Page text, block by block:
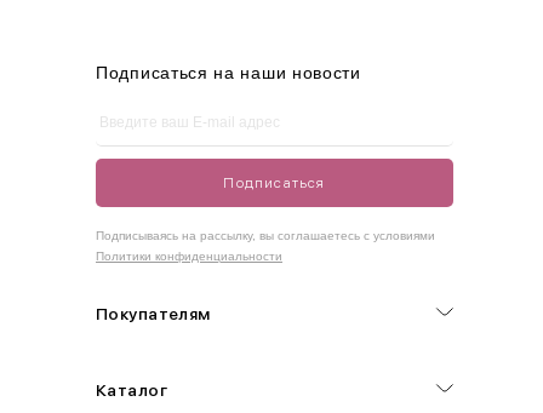
42-50
Как правильно себя обмерить
Измеряется по самым выступающим точкам.
Покупателям
Каталог
Подписаться на наши новости
Подписаться
Подписываясь на рассылку, вы соглашаетесь с условиями
Политики конфиденциальности